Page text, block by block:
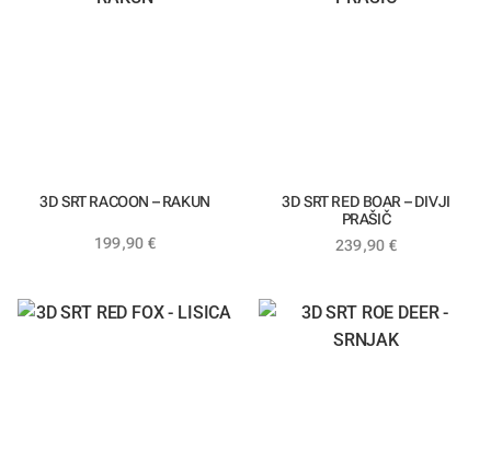
199,90 €
3D SRT RACOON – RAKUN
239,90 €
3D SRT RED BOAR – DIVJI
PRAŠIČ